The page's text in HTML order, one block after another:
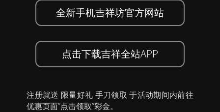
全新手机吉祥坊官方网站
点击下载吉祥全站APP
注册就送 限量好礼 手刀领取 于活动期间内前往
优惠页面”点击领取”彩金。